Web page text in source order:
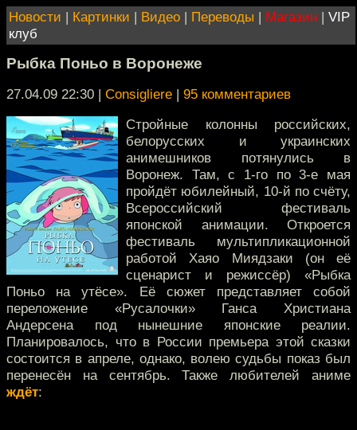
Новости | Картинки | Видео | Переводы | Магазин | VIP
клуб
Рыбка Поньо в Воронеже
27.04.09 22:30 | Consigliere | 95 комментариев
Стройные колонны российских,
белорусских и украинских
анимешников потянулись в
Воронеж. Там, с 1-го по 3-е мая
пройдёт юбилейный, 10-й по счёту,
Всероссийский фестиваль
японской анимации. Откроется
фестиваль мультипликационной
работой Хаяо Миядзаки (он её
сценарист и режиссёр) «Рыбка
Поньо на утёсе». Её сюжет представляет собой
переложение «Русалочки» Ганса Христиана
Андерсена под нынешние японские реалии.
Планировалось, что в России премьера этой сказки
состоится в апреле, однако, волею судьбы показ был
перенесён на сентябрь. Также любителей аниме
ждёт: